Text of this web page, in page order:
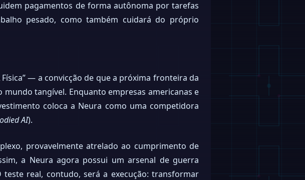
pagamentos de forma autônoma por tarefas
pesado, como também cuidará do próprio
— a convicção de que a próxima fronteira da
tangível. Enquanto empresas americanas e
coloca a Neura como uma competidora
AI).
provavelmente atrelado ao cumprimento de
a Neura agora possui um arsenal de guerra
real, contudo, será a execução: transformar